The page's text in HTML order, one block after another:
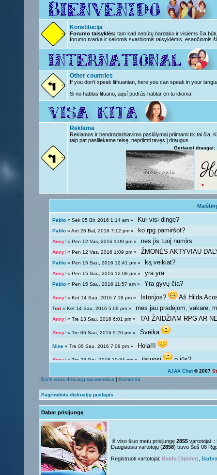
Konstitucija
Forumo taisyklės: tam kad nebūtų bardako ir visiems čia
forumo tvarka ir keliomis svarbiomis taisyklėmis, esančiomis
Other countries
If you don't speak lithuanian, here you can speak in your
Si no hablas lituano, aquí podrás hablar en tu idioma.
Reklama
Reklamos ir bendradarbiavimo pasiūlymai priimami tik tai čia.
taip pat pasiliekame teisę, nepriimti tavęs į draugus.
Geriausi draugai:
Pablo « Sek 05 Bir, 2016 1:14 am » Kur visi dingę?
Pablo « Ant 26 Bal, 2016 7:12 pm » ko rpg pamiršot?
Anny! « Pen 12 Vas, 2016 1:09 pm »nes jis tuoj numirs
Anny! « Pen 12 Vas, 2016 1:09 pm »ŽMONĖS AKTYVIAU
Pablo « Pen 15 Sau, 2016 12:41 pm » ką veikiat?
Anny! « Pen 15 Sau, 2016 12:08 pm »yra yra
Pablo « Pen 15 Sau, 2016 11:57 am » Yra gyvų čia?
Anny! « Ket 14 Sau, 2016 7:18 pm » Istorijos? Aš Hilda
Tori « Ket 14 Sau, 2016 5:09 pm »mes jau pradėjom, vakare,
Anny! « Tre 13 Sau, 2016 6:01 pm » TAI ŽAIDŽIAM RPG AR
Anny! « Tre 06 Sau, 2016 9:26 pm »Sveika
Mine « Tre 06 Sau, 2016 7:09 pm » Hola!!!
Anny! « Tre 23 Gru, 2015 10:34 pm »ilsiuosi o jūs?
Ką veikiat?
Anny!« Sek 13 Rgs, 2015 9:54 pm »galima ir atsipalaiduoti
Giedryte.« Sek 13 Rgs, 2015 7:40 pm »
Anny!« Pir 07 Rgs, 2015 9:14 pm »
Giedryte.« Pir 07 Rgs, 2015 7:36 pm » Nelabai..
Anny!« Pen 04 Rgs, 2015 9:51 pm » o tu? Juk irgi
Giedryte.« Pen 04 Rgs, 2015 5:29 pm »
AJAX Chat © 2007
Ištrinti visus diskusijų sausainėlius | Komanda
Pagrindinis diskusijų puslapis
Dabar prisijungę
Iš viso šiuo metu prisijungę 2855 vartotojai ::
Daugiausia vartotojų (2858) buvo Šeš 08
Registruoti vartotojai: Baidu [Spider]